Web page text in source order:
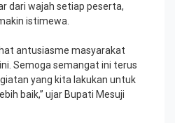
dari wajah setiap peserta,
istimewa.
antusiasme masyarakat
Semoga semangat ini terus
yang kita lakukan untuk
baik,” ujar Bupati Mesuji